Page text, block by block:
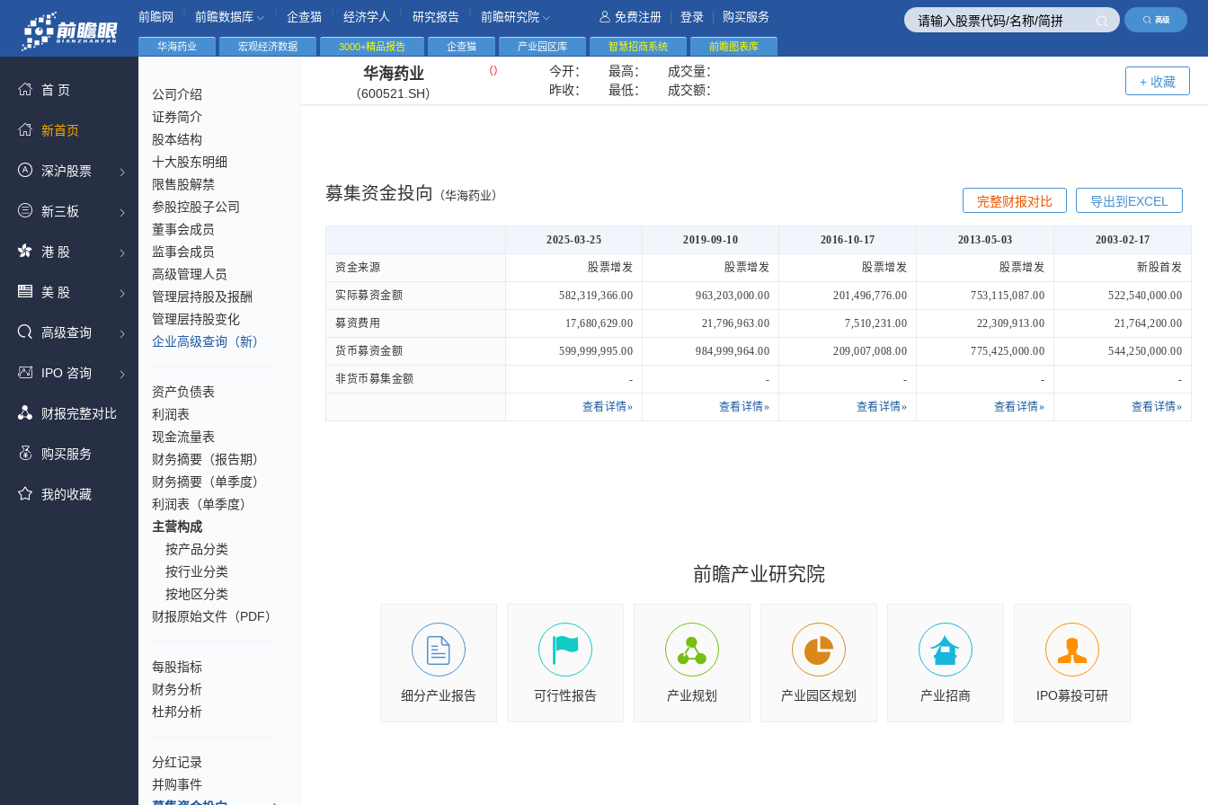
高级
前瞻网 前瞻数据库 企查猫 经济学人 研究报告 前瞻研究院 免费注册 登录 购买服务
首 页
新首页
深沪股票
新三板
港 股
美 股
高级查询
IPO 咨询
财报完整对比
购买服务
我的收藏
华海药业 宏观经济数据 3000+精品报告 企查猫 产业园区库 智慧招商系统 前瞻图表库
公司介绍
证券简介
股本结构
十大股东明细
限售股解禁
参股控股子公司
董事会成员
监事会成员
高级管理人员
管理层持股及报酬
管理层持股变化
企业高级查询（新）
资产负债表
利润表
现金流量表
财务摘要（报告期）
财务摘要（单季度）
利润表（单季度）
主营构成
按产品分类
按行业分类
按地区分类
财报原始文件（PDF）
每股指标
财务分析
杜邦分析
分红记录
并购事件
华海药业
（600521.SH）
（） 今开： 最高：
成交量：
昨收：
最低： 成交额：
+ 收藏
募集资金投向 （华海药业） 导出到EXCEL
完整财报对比
2025-03-25 2019-09-10 2016-10-17 2013-05-03 2003-02-17
资金来源 股票增发 股票增发 股票增发 股票增发 新股首发
实际募资金额 582,319,366.00 963,203,000.00 201,496,776.00 753,115,087.00 522,540,000.00
募资费用 17,680,629.00 21,796,963.00 7,510,231.00 22,309,913.00 21,764,200.00
货币募资金额 599,999,995.00 984,999,964.00 209,007,008.00 775,425,000.00 544,250,000.00
非货币募集金额 - - - - -
查看详情» 查看详情» 查看详情» 查看详情» 查看详情»
前瞻产业研究院
细分产业报告 可行性报告 产业规划 产业园区规划 产业招商 IPO募投可研